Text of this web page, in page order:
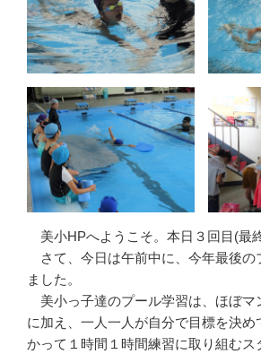
美小HPへようこそ。本日３回目(最
さて、今日は午前中に、今年最後の
ました。
美小っ子達のプール学習は、ほぼマ
に加え、一人一人が自分で目標を決め
かって１時間１時間練習に取り組むス